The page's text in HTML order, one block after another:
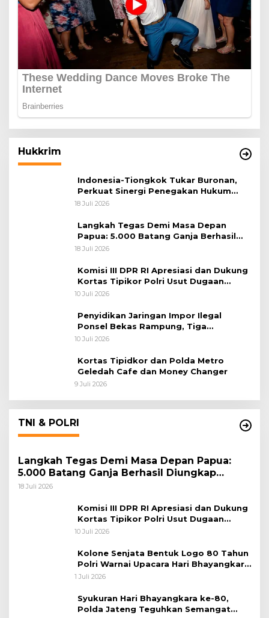
Hukkrim
Indonesia-Tiongkok Tukar Buronan,
Perkuat Sinergi Penegakan Hukum
Lintas Negara
18 Juli 2026
Langkah Tegas Demi Masa Depan
Papua: 5.000 Batang Ganja Berhasil
Diungkap Koops TNI Habema
18 Juli 2026
Komisi III DPR RI Apresiasi dan Dukung
Kortas Tipikor Polri Usut Dugaan
Korupsi Batu Bara
10 Juli 2026
Penyidikan Jaringan Impor Ilegal
Ponsel Bekas Rampung, Tiga
Tersangka Sudah P-21 dan Satu Buron
10 Juli 2026
Kortas Tipidkor dan Polda Metro
Geledah Cafe dan Money Changer
9 Juli 2026
TNI & POLRI
Langkah Tegas Demi Masa Depan Papua:
5.000 Batang Ganja Berhasil Diungkap
Koops TNI Habema
18 Juli 2026
Komisi III DPR RI Apresiasi dan Dukung
Kortas Tipikor Polri Usut Dugaan
Korupsi Batu Bara
10 Juli 2026
Kolone Senjata Bentuk Logo 80 Tahun
Polri Warnai Upacara Hari Bhayangkara
ke-80
1 Juli 2026
Syukuran Hari Bhayangkara ke-80,
Polda Jateng Teguhkan Semangat